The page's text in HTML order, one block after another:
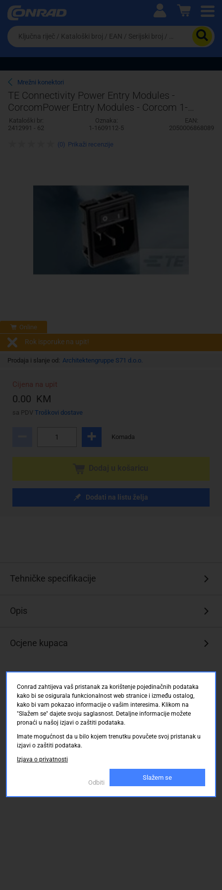
Ova postavka prilagođava asortiman proizvoda i
cijene vašim potrebama.
Pravno lice
Da
biste
potražili
proizvod,
unesite
ključnu
riječ,
kataloški
broj,
EAN
ili
Mrežni konektori
TE Connectivity Power Entry Modules -
CorcomPower Entry Modules - Corcom 1-
1609112-5 AMP
Kataloški br:
2412991 - 62
Oznaka:
1-1609112-5
EAN:
2050006868089
Online
Rok isporuke na upit!
Prodaja i slanje od: Architektengruppe S71 d.o.o.
Cijena na upit
0.00 KM
sa PDV Troškovi dostave
Komada
Dodati na listu želja
(0) Prikaži recenzije
Tehničke specifikacije
Opis
Ocjene kupaca
Conrad zahtijeva vaš pristanak za korištenje pojedinačnih podataka
kako bi se osigurala funkcionalnost web stranice i između ostalog,
kako bi vam pokazao informacije o vašim interesima. Klikom na
"Slažem se" dajete svoju saglasnost. Detaljne informacije možete
pronaći u našoj izjavi o zaštiti podataka.
Imate mogućnost da u bilo kojem trenutku povučete svoj pristanak u
izjavi o zaštiti podataka.
Izjava o privatnosti
Odbiti
Slažem se